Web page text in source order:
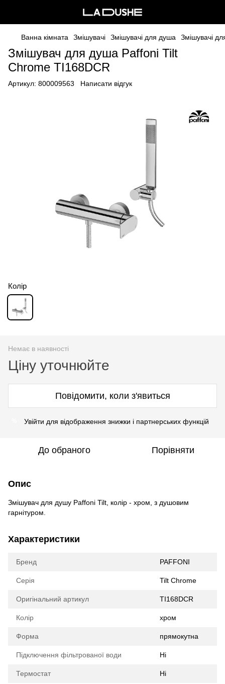
Ванна кімната Змішувачі Змішувачі для душа Змішувачі
Змішувач для душа Paffoni Tilt
Сhrome TI168DCR
Артикул: 800009563 Написати відгук
Колір
Немає в наявності
Ціну уточнюйте
Повідомити, коли з'явиться
Увійти для відображення знижки і партнерських функцій
До обраного Порівняти
Опис
Змішувач для душу Paffoni Tilt, колір - хром, з душовим
гарнітуром.
Характеристики
Бренд PAFFONI
Серія Tilt Сhrome
Оригінальний артикул TI168DCR
Колір хром
Форма прямокутна
Підключення фільтрованої води Ні
Термостат Ні